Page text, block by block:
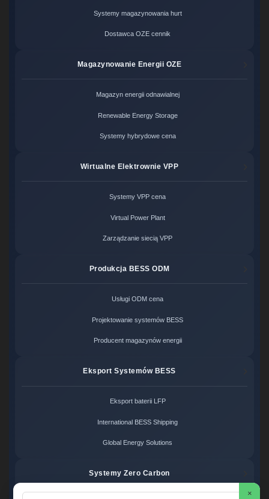
Systemy magazynowania hurt
Dostawca OZE cennik
Magazynowanie Energii OZE
Magazyn energii odnawialnej
Renewable Energy Storage
Systemy hybrydowe cena
Wirtualne Elektrownie VPP
Systemy VPP cena
Virtual Power Plant
Zarządzanie siecią VPP
Produkcja BESS ODM
Usługi ODM cena
Projektowanie systemów BESS
Producent magazynów energii
Eksport Systemów BESS
Eksport baterii LFP
International BESS Shipping
Global Energy Solutions
Systemy Zero Carbon
×